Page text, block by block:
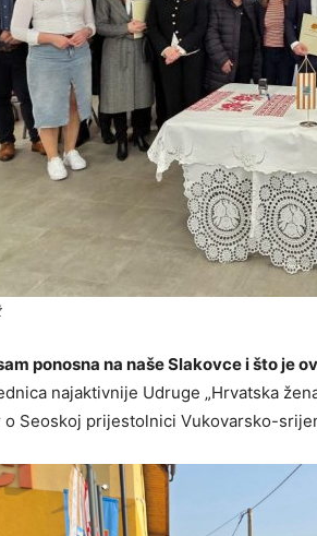
ponosna na naše Slakovce i što je
najaktivnije Udruge „Hrvatska
o Seoskoj prijestolnici Vukovarsko-